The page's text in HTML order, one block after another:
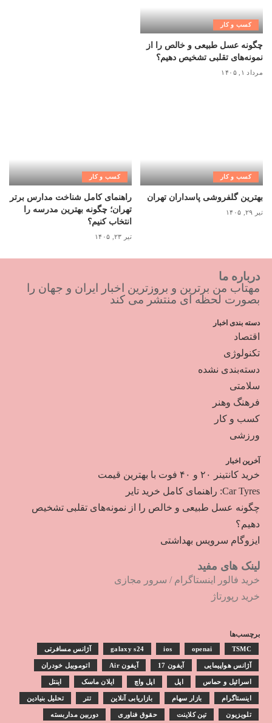
کسب و کار
چگونه عسل طبیعی و خالص را از
نمونه‌های تقلبی تشخیص دهیم؟
مرداد ۱, ۱۴۰۵
کسب و کار
بهترین گلفروشی پاسداران تهران
تیر ۲۹, ۱۴۰۵
کسب و کار
راهنمای کامل شناخت مدارس برتر
تهران؛ چگونه بهترین مدرسه را
انتخاب کنیم؟
تیر ۲۳, ۱۴۰۵
درباره ما
مهتاب من برترین و بروزترین اخبار ایران و جهان را
بصورت لحظه ای منتشر می کند
دسته بندی اخبار
اقتصاد
تکنولوژی
دسته‌بندی نشده
سلامتی
فرهنگ وهنر
کسب و کار
ورزشی
آخرین اخبار
خرید کانتینر ۲۰ و ۴۰ فوت با بهترین قیمت
Car Tyres: راهنمای کامل خرید تایر
چگونه عسل طبیعی و خالص را از نمونه‌های تقلبی تشخیص
دهیم؟
ایزوگام سرویس بهداشتی
لینک های مفید
خرید فالور اینستاگرام / سرور مجازی
خرید رپورتاژ
برچسب‌ها
galaxy s24 ios openai TSMC آژانس مسافرتی
آژانس هواپیمایی آیفون 17 آیفون Air اتوموبیل خودران
اسرائیل و حماس اپل اپل واچ ایلان ماسک اینتل
اینستاگرام بازار سهام بازاریابی آنلاین تتر تحلیل بنیادین
تلویزیون تین کلاینت حقوق فناوری دوربین مداربسته